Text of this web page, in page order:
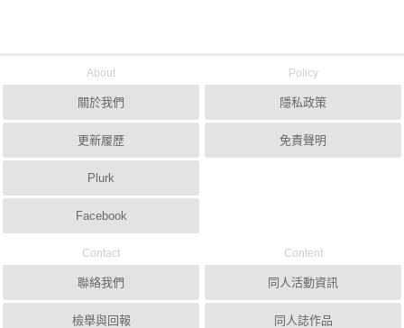
About
關於我們
更新履歷
Plurk
Facebook
Policy
隱私政策
免責聲明
Contact
聯絡我們
檢舉與回報
Content
同人活動資訊
同人誌作品